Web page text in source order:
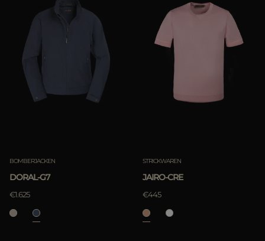
BOMBERJACKEN
DORAL-G7
€1.625
STRICKWAREN
JAIRO-CRE
€445